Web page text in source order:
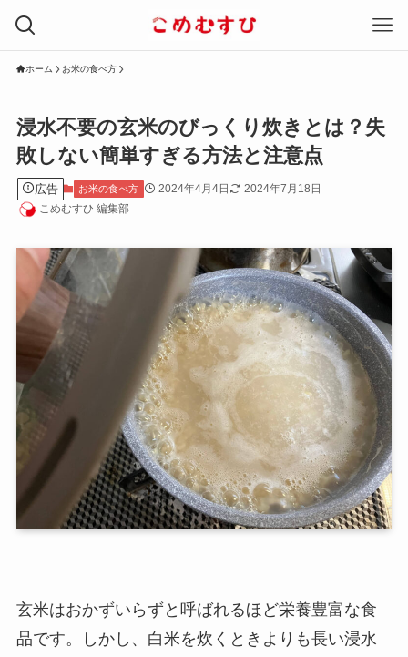
ホーム お米の食べ方
浸水不要の玄米のびっくり炊きとは？失
敗しない簡単すぎる方法と注意点
広告 お米の食べ方 2024年4月4日
2024年7月18日
こめむすひ 編集部
玄米はおかずいらずと呼ばれるほど栄養豊富な食
品です。しかし、白米を炊くときよりも長い浸水